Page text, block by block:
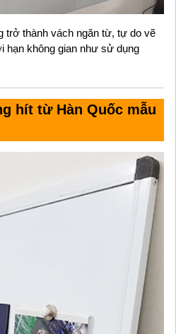
trở thành vách ngăn từ, tự do vẽ
hạn không gian như sử dụng
hít từ Hàn Quốc mẫu